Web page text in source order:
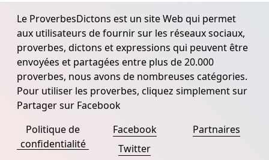
Le ProverbesDictons est un site Web qui permet
aux utilisateurs de fournir sur les réseaux sociaux,
proverbes, dictons et expressions qui peuvent être
envoyées et partagées entre plus de 20.000
proverbes, nous avons de nombreuses catégories.
Pour utiliser les proverbes, cliquez simplement sur
Partager sur Facebook
Politique de
confidentialité
Facebook
Twitter
Partnaires